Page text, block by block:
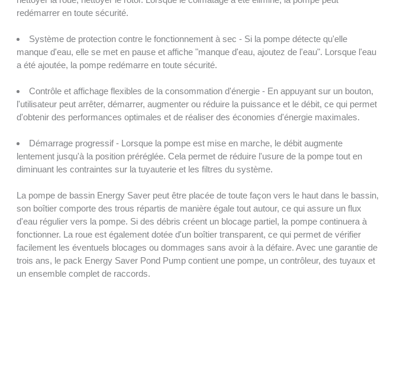
redémarrer en toute sécurité.
Système de protection contre le fonctionnement à sec - Si la pompe détecte qu'elle
manque d'eau, elle se met en pause et affiche "manque d'eau, ajoutez de l'eau". Lorsque l'eau
a été ajoutée, la pompe redémarre en toute sécurité.
Contrôle et affichage flexibles de la consommation d'énergie - En appuyant sur un bouton,
l'utilisateur peut arrêter, démarrer, augmenter ou réduire la puissance et le débit, ce qui permet
d'obtenir des performances optimales et de réaliser des économies d'énergie maximales.
Démarrage progressif - Lorsque la pompe est mise en marche, le débit augmente
lentement jusqu'à la position préréglée. Cela permet de réduire l'usure de la pompe tout en
diminuant les contraintes sur la tuyauterie et les filtres du système.
La pompe de bassin Energy Saver peut être placée de toute façon vers le haut dans le bassin,
son boîtier comporte des trous répartis de manière égale tout autour, ce qui assure un flux
d'eau régulier vers la pompe. Si des débris créent un blocage partiel, la pompe continuera à
fonctionner. La roue est également dotée d'un boîtier transparent, ce qui permet de vérifier
facilement les éventuels blocages ou dommages sans avoir à la défaire. Avec une garantie de
trois ans, le pack Energy Saver Pond Pump contient une pompe, un contrôleur, des tuyaux et
un ensemble complet de raccords.